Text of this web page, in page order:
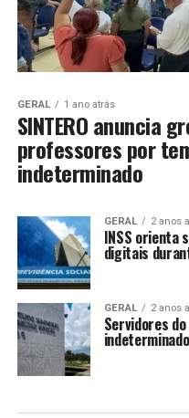
GERAL 1 ano atrás
SINTERO anuncia
professores por
indeterminado
GERAL 2 anos
INSS orienta
digitais
GERAL 2 anos
Servidores
indeterminado